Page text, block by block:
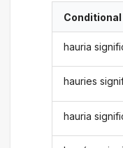
hauria
hauries
hauria